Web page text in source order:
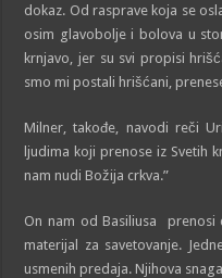
dokaz. Od rasprave koja se
osim glavobolje i bolova u
krnjavo, jer su svi propisi
smo mi postali hrišćani,
Milner, takođe, navodi reči
ljudima koji prenose iz Svetih
nam nudi Božija crkva.”
On nam od Basiliusa prenosi
materijal za savetovanje.
usmenih predaja. Njihova